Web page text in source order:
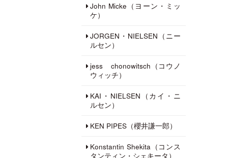
John Micke（ヨーン・ミッ
ケ）
JORGEN・NIELSEN（ニー
ルセン）
jess chonowitsch（コウノ
ウィッチ）
KAI・NIELSEN（カイ・ニ
ルセン）
KEN PIPES（櫻井謙一郎）
Konstantin Shekita（コンス
タンティン・シェキータ）